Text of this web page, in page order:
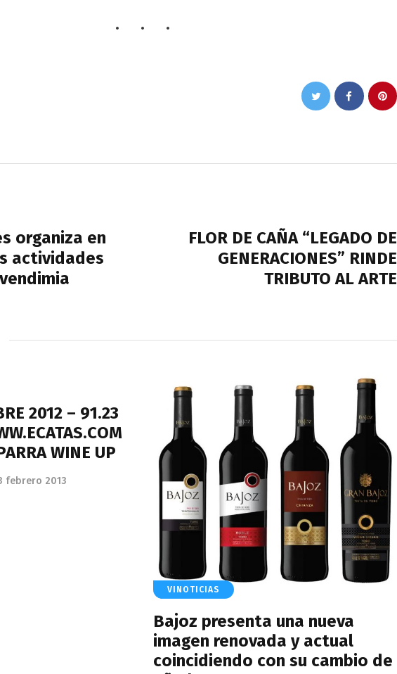
organiza en
actividades
FLOR DE CAÑA “LEGADO DE
GENERACIONES” RINDE
TRIBUTO AL ARTE
2012 – 91.23
WINE UP
febrero 2013
VINOTICIAS
Bajoz presenta una nueva
imagen renovada y actual
coincidiendo con su cambio de